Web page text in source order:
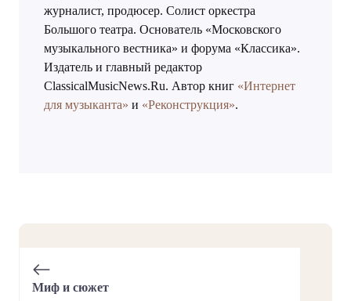
журналист, продюсер. Солист оркестра
Большого театра. Основатель «Московского
музыкального вестника» и форума «Классика».
Издатель и главный редактор
ClassicalMusicNews.Ru. Автор книг «Интернет
для музыканта» и «Реконструкция».
Миф и сюжет